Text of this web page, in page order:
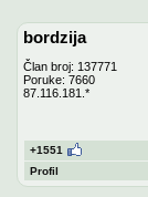
bordzija
Član broj: 137771
Poruke: 7660
87.116.181.*
+1551
Profil